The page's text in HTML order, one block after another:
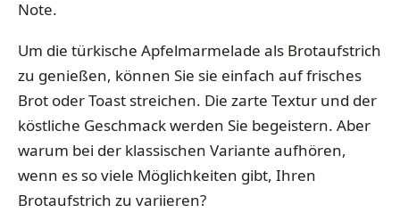
Note.
Um die türkische Apfelmarmelade als Brotaufstrich
zu genießen, können Sie sie einfach auf frisches
Brot oder Toast streichen. Die zarte Textur und der
köstliche Geschmack werden Sie begeistern. Aber
warum bei der klassischen Variante aufhören,
wenn es so viele Möglichkeiten gibt, Ihren
Brotaufstrich zu variieren?